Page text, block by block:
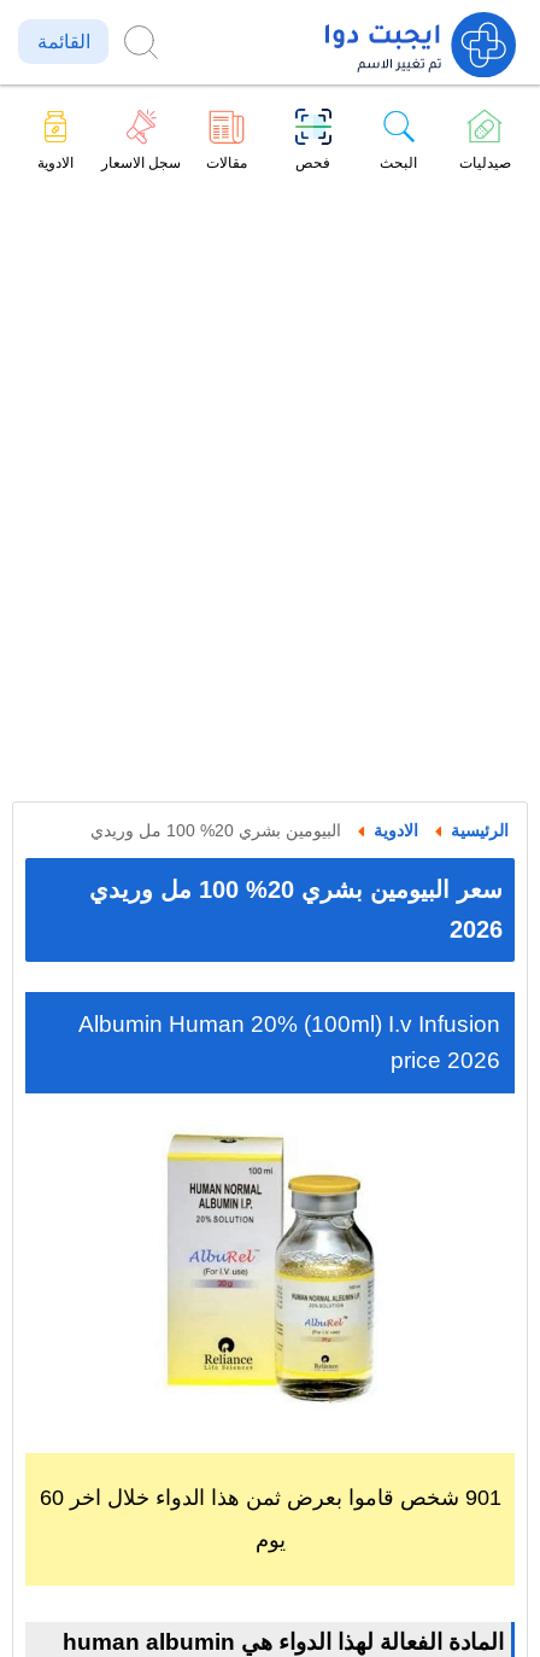
القائمة
صيدليات البحث فحص مقالات سجل الاسعار الادوية
الرئيسية الادوية البيومين بشري 20% 100 مل وريدي
سعر البيومين بشري 20% 100 مل وريدي
2026
Albumin Human 20% (100ml) I.v Infusion
price 2026
901 شخص قاموا بعرض ثمن هذا الدواء خلال اخر 60
يوم
human albumin المادة الفعالة لهذا الدواء هي